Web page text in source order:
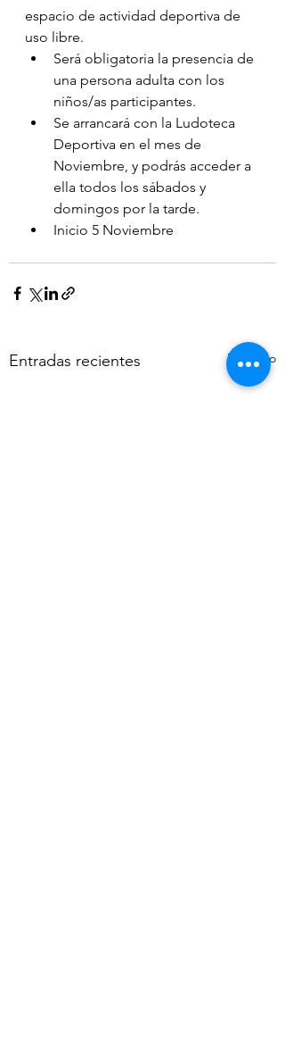
espacio de actividad deportiva de
uso libre.
Será obligatoria la presencia de
una persona adulta con los
niños/as participantes.
Se arrancará con la Ludoteca
Deportiva en el mes de
Noviembre, y podrás acceder a
ella todos los sábados y
domingos por la tarde.
Inicio 5 Noviembre
Entradas recientes Ver todo